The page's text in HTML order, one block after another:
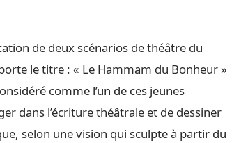
de deux scénarios de théâtre du
le titre : « Le Hammam du Bonheur »
comme l’un de ces jeunes
dans l’écriture théâtrale et de dessiner
selon une vision qui sculpte à partir du